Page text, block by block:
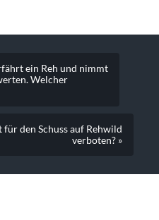
ein Reh und nimmt
Welcher
den Schuss auf Rehwild
verboten? »